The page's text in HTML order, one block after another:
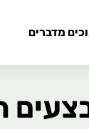
מדברים